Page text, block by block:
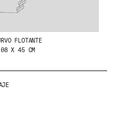
FLOTANTE
X 45 CM